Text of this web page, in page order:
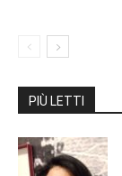
PIÙ LETTI